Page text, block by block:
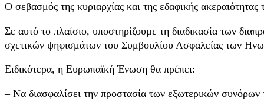
Ο σεβασμός της κυριαρχίας και της εδαφικής
Σε αυτό το πλαίσιο, υποστηρίζουμε τη διαδικασία των
σχετικών ψηφισμάτων του Συμβουλίου Ασφαλείας των
Ειδικότερα, η Ευρωπαϊκή Ένωση θα πρέπει:
– Να διασφαλίσει την προστασία των εξωτερικών